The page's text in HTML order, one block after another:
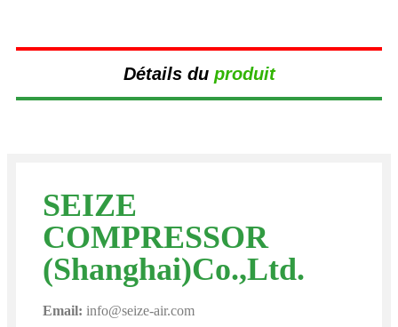
Détails du produit
SEIZE
COMPRESSOR
(Shanghai)Co.,Ltd.
Email: info@seize-air.com